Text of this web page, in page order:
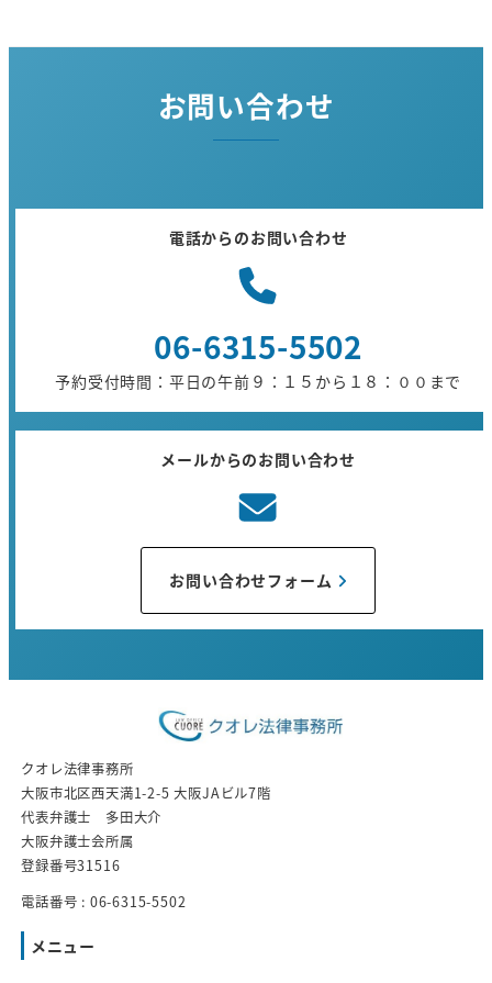
お問い合わせ
電話からのお問い合わせ
06-6315-5502
予約受付時間：平日の午前９：１５から１８：００まで
メールからのお問い合わせ
お問い合わせフォーム
クオレ法律事務所
大阪市北区西天満1-2-5 大阪JAビル7階
代表弁護士 多田大介
大阪弁護士会所属
登録番号31516
電話番号 : 06-6315-5502
メニュー